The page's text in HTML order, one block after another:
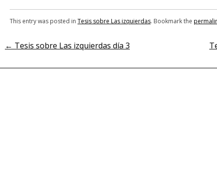
This entry was posted in Tesis sobre Las izquierdas. Bookmark the
Post
← Tesis sobre Las izquierdas día 3